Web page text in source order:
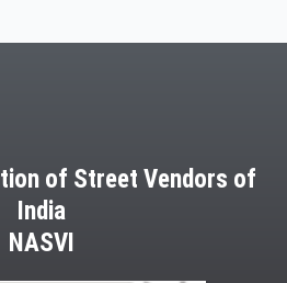
of Street Vendors of
India
NASVI